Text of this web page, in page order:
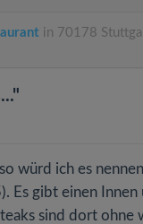
in 70178
würd ich es
Es gibt einen
sind dort